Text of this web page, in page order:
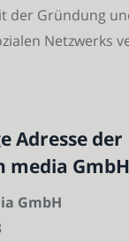
der Gründung
Netzwerks
Adresse der
media GmbH
GmbH